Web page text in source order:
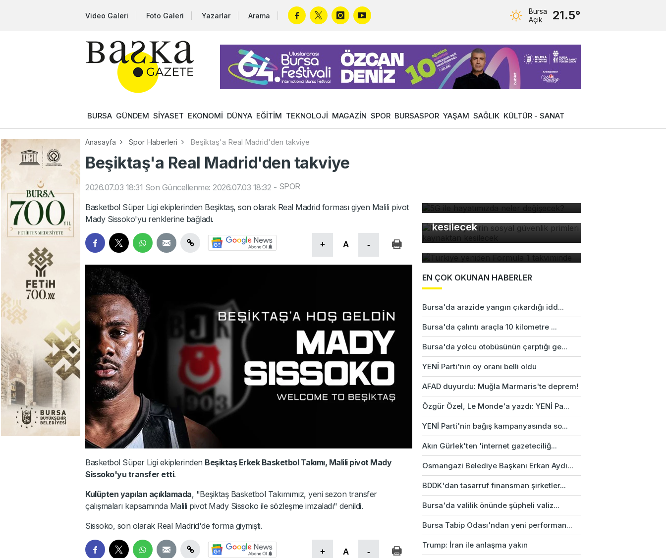
Video Galeri Foto Galeri Yazarlar Arama
Bursa
Açık
21.5°
BURSA GÜNDEM SİYASET EKONOMİ DÜNYA EĞİTİM TEKNOLOJİ MAGAZİN SPOR BURSASPOR YAŞAM SAĞLIK KÜLTÜR - SANAT
Anasayfa Spor Haberleri Beşiktaş'a Real Madrid'den takviye
Beşiktaş'a Real Madrid'den takviye
2026.07.03 18:31 Son Güncellenme: 2026.07.03 18:32 - SPOR
Basketbol Süper Ligi ekiplerinden Beşiktaş, son olarak Real Madrid forması giyen Malili pivot
Mady Sissoko'yu renklerine bağladı.
+ A -
Basketbol Süper Ligi ekiplerinden Beşiktaş Erkek Basketbol Takımı, Malili pivot Mady
Sissoko'yu transfer etti.
Kulüpten yapılan açıklamada, "Beşiktaş Basketbol Takımımız, yeni sezon transfer
çalışmaları kapsamında Malili pivot Mady Sissoko ile sözleşme imzaladı" denildi.
Sissoko, son olarak Real Madrid'de forma giymişti.
+ A -
Motokuryelerin sosyal
güvenlik primleri kaynaktan
kesilecek
Türkiye yeniden Formula 1
takviminde
EN ÇOK OKUNAN HABERLER
Bursa'da arazide yangın çıkardığı idd...
Bursa'da çalıntı araçla 10 kilometre ...
Bursa'da yolcu otobüsünün çarptığı ge...
YENİ Parti'nin oy oranı belli oldu
AFAD duyurdu: Muğla Marmaris'te deprem!
Özgür Özel, Le Monde'a yazdı: YENİ Pa...
YENİ Parti'nin bağış kampanyasında so...
Akın Gürlek'ten 'internet gazeteciliğ...
Osmangazi Belediye Başkanı Erkan Aydı...
BDDK'dan tasarruf finansman şirketler...
Bursa'da valilik önünde şüpheli valiz...
Bursa Tabip Odası'ndan yeni performan...
Trump: İran ile anlaşma yakın